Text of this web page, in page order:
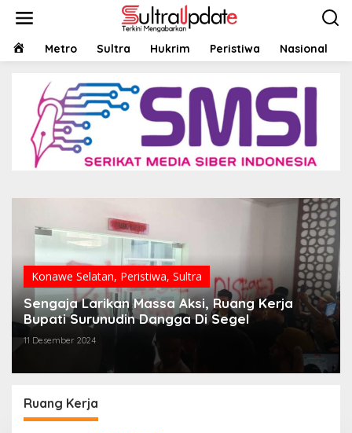
HOMEMetro Sultra Hukrim Peristiwa Nasional
Konawe Selatan, Peristiwa, Sultra
Sengaja Larikan Massa Aksi, Ruang Kerja
Bupati Surunudin Dangga Di Segel
11 Desember 2024
Ruang Kerja